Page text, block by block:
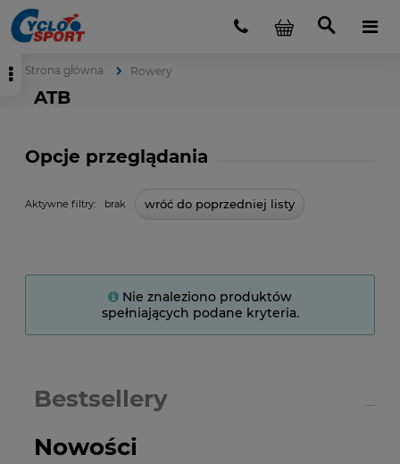
Strona główna Rowery
ATB
Opcje przeglądania
Aktywne filtry: brak wróć do poprzedniej listy
Nie znaleziono produktów
spełniających podane kryteria.
Nowości
Bestsellery